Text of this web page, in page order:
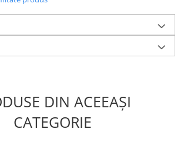
DIN ACEEAȘI
CATEGORIE